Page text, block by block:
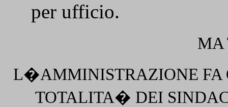
per ufficio.
L�AMMINISTRAZIONE FA
TOTALITA� DEI